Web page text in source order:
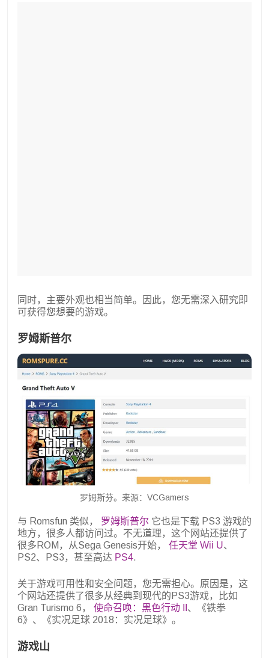
同时，主要外观也相当简单。因此，您无需深入研究即
可获得您想要的游戏。
罗姆斯普尔
罗姆斯芬。来源：VCGamers
与 Romsfun 类似， 罗姆斯普尔 它也是下载 PS3 游戏的
地方，很多人都访问过。不无道理，这个网站还提供了
很多ROM，从Sega Genesis开始， 任天堂 Wii U、
PS2、PS3，甚至高达 PS4.
关于游戏可用性和安全问题，您无需担心。原因是，这
个网站还提供了很多从经典到现代的PS3游戏，比如
Gran Turismo 6， 使命召唤：黑色行动 II 、《铁拳
6》、《实况足球 2018：实况足球》。
游戏山